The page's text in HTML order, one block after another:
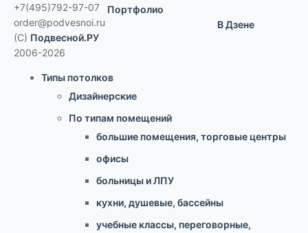
+7(495)792-97-07
order@podvesnoi.ru
(C) Подвесной.РУ
2006-2026
Портфолио
В Дзене
Типы потолков
Дизайнерские
По типам помещений
большие помещения, торговые центры
офисы
больницы и ЛПУ
кухни, душевые, бассейны
учебные классы, переговорные,